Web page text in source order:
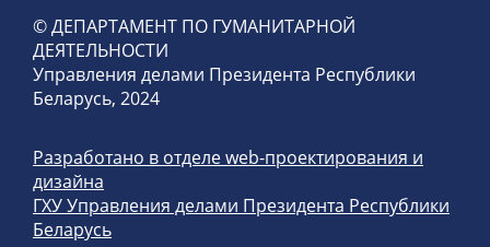
© ДЕПАРТАМЕНТ ПО ГУМАНИТАРНОЙ
ДЕЯТЕЛЬНОСТИ
Управления делами Президента Республики
Беларусь, 2024
Разработано в отделе web-проектирования и
дизайна
ГХУ Управления делами Президента Республики
Беларусь